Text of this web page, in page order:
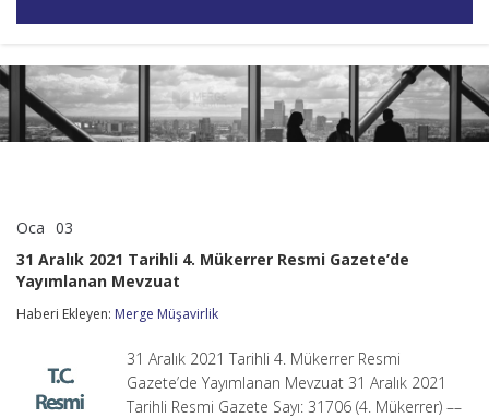
Oca 03
2021
Tarihli
Mükerrer
Gazete’de
Yayımlanan
Mevzuat
31 Aralık 2021 Tarihli 4. Mükerrer Resmi Gazete’de
Yayımlanan Mevzuat
Haberi Ekleyen: Merge Müşavirlik
31 Aralık 2021 Tarihli 4. Mükerrer Resmi
Gazete’de Yayımlanan Mevzuat 31 Aralık 2021
Tarihli Resmi Gazete Sayı: 31706 (4. Mükerrer) ––